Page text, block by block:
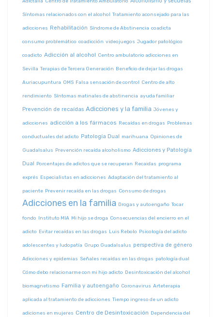
Síntomas relacionados con el alcohol Tratamiento aconsejado para las
adicciones Rehabilitación Síndrome de Abstinencia coadicta
consumo problemático coadicción videojuegos Jugador patológico
coadicto Adicción al alcohol Centro ambulatorio adicciones en
Sevilla Terapias de Tercera Generación Beneficio de dejar las drogas
Auriacupuntura OMS Falsa sensación de control Centro de alto
rendimiento Síntomas matinales de abstinencia ayuda familiar
Prevención de recaídas Adicciones y la familia Jóvenes y
adicciones adicción a los fármacos Recaídas en drogas Problemas
conductuales del adicto Patología Dual marihuana Opiniones de
Guadalsalus Prevención recaída alcoholismo Adicciones y Patología
Dual Porcentajes de adictos que se recuperan Recaidas programa
exprés Especialistas en adicciones Adaptación del tratamiento al
paciente Prevenir recaída en las drogas Consumo de drogas
Adicciones en la familia Drogas y autoengaño Tocar
fondo Instituto MIA Mi hijo se droga Consecuencias del encierro en el
adicto Evitar recaídas en las drogas Luis Rebolo Psicología del adicto
adolescentes y ludopatía Grupo Guadalsalus perspectiva de género
Adicciones y epidemias Señales recaídas en las drogas patología dual
Cómo debo relacionarme con mi hijo adicto Desintoxicación del alcohol
biomagnetismo Familia y autoengaño Coronavirus Arteterapia
aplicada al tratamiento de adicciones Tiempo ingreso de un adicto
adiciones en mujeres Centro de Desintoxicación Dependencia del